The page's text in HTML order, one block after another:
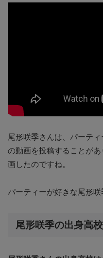
尾形咲季さんは、パーテ
の動画を投稿することが
画したのですね。
パーティーが好きな尾形咲
尾形咲季の出身高